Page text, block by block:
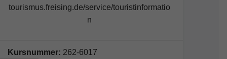
tourismus.freising.de/service/touristinformatio
n
Kursnummer: 262-6017